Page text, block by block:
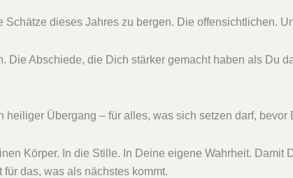
dieses Jahres zu bergen. Die offensichtlichen.
Abschiede, die Dich stärker gemacht haben als Du
Übergang – für alles, was sich setzen darf, bevor
Körper. In die Stille. In Deine eigene Wahrheit. Damit
das, was als nächstes kommt.